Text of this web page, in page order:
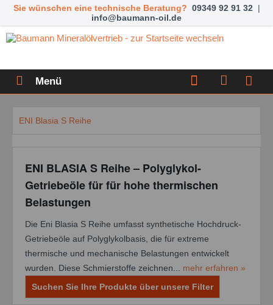
Sie wünschen eine technische Beratung? 09349 92 91 32 |
info@baumann-oil.de
Menü
ENI Blasia S Reihe
ENI BLASIA S Reihe – Polyglykol-
Getriebeöle für für hohe thermischen
Belastungen
Die Eni Blasia S Reihe umfasst synthetische Hochdruck-
Getriebeöle auf Polyglykolbasis, die für extreme
thermische und mechanische Belastungen entwickelt
wurden. Diese Schmierstoffe zeichnen... mehr erfahren »
Suchen Sie Ihre Produkte über unsere Filter